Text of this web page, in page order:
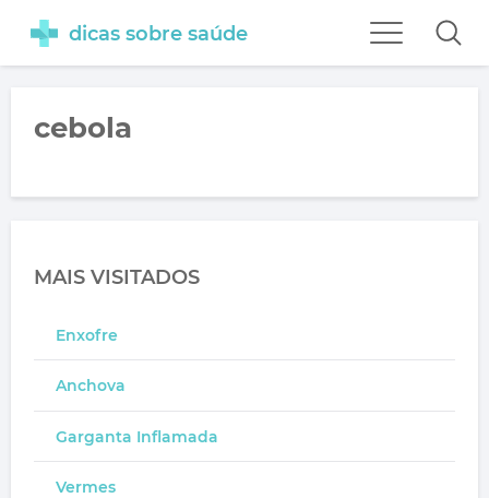
dicas sobre saúde
cebola
MAIS VISITADOS
Enxofre
Anchova
Garganta Inflamada
Vermes